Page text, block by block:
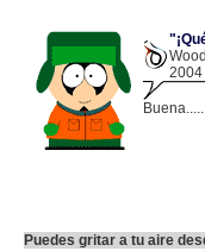
2004
Puedes gritar a tu aire